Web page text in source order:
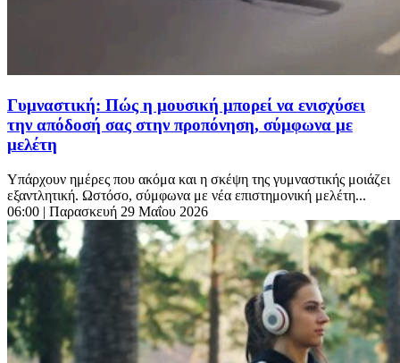
Γυμναστική: Πώς η μουσική μπορεί να ενισχύσει
την απόδοσή σας στην προπόνηση, σύμφωνα με
μελέτη
Υπάρχουν ημέρες που ακόμα και η σκέψη της γυμναστικής μοιάζει
εξαντλητική. Ωστόσο, σύμφωνα με νέα επιστημονική μελέτη...
06:00 | Παρασκευή 29 Μαΐου 2026